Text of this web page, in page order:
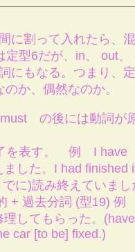
に割って入れたら、
定型6だが、in、 out、
にもなる。つまり、
か、偶然なのか。
の後には動詞が
を表す。 例 I have
した。I had finished
に)読み終えていまし
+ 過去分詞 (型19)
してもらった。(have
car [to be] fixed.)